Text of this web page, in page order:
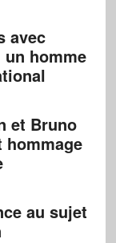
avec
homme
et Bruno
au sujet